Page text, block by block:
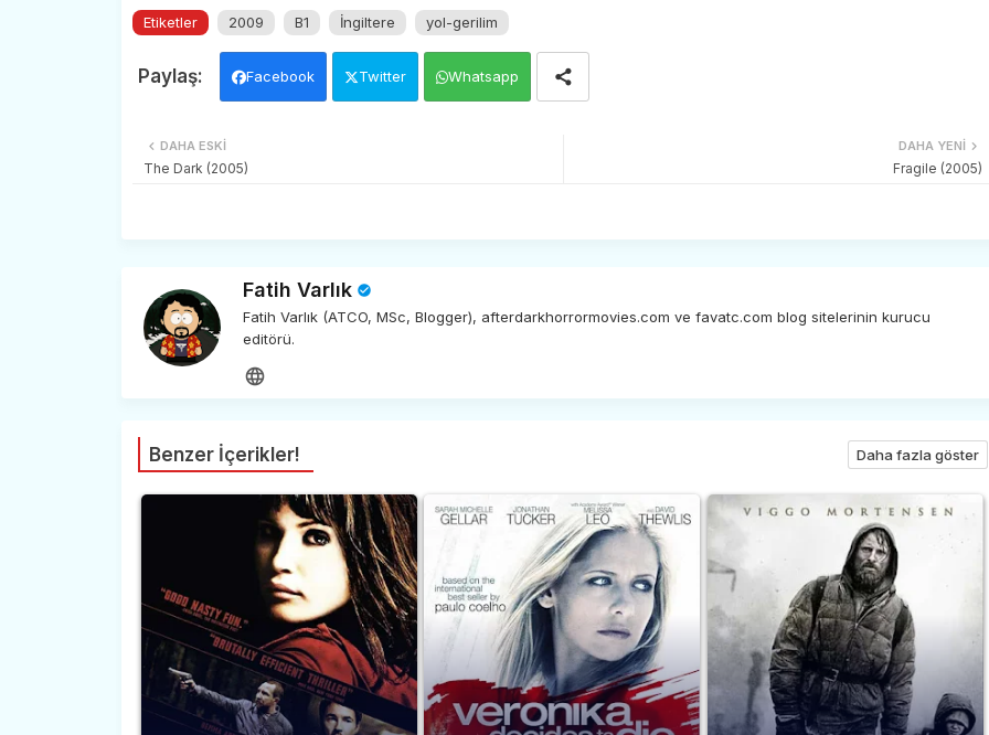
Etiketler 2009 B1 İngiltere yol-gerilim
Facebook Twitter Whatsapp
DAHA YENI
Fragile (2005)
DAHA ESKI
The Dark (2005)
Fatih Varlık
Fatih Varlık (ATCO, MSc, Blogger), afterdarkhorrormovies.com ve favatc.com blog sitelerinin kurucu
editörü.
Benzer İçerikler! Daha fazla göster